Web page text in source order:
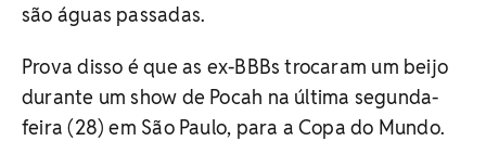
são águas passadas.
Prova disso é que as ex-BBBs trocaram um beijo
durante um show de Pocah na última segunda-
feira (28) em São Paulo, para a Copa do Mundo.